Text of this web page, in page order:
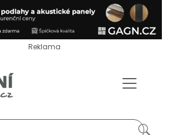
Reklama